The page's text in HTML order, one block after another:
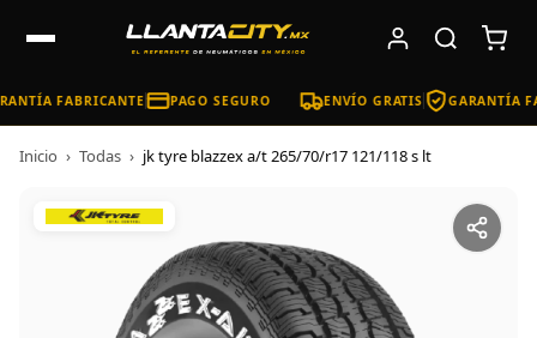
FABRICANTE PAGO SEGURO ENVÍO GRATIS GARANTÍA
Inicio › Todas › jk tyre blazzex a/t 265/70/r17 121/118 s lt